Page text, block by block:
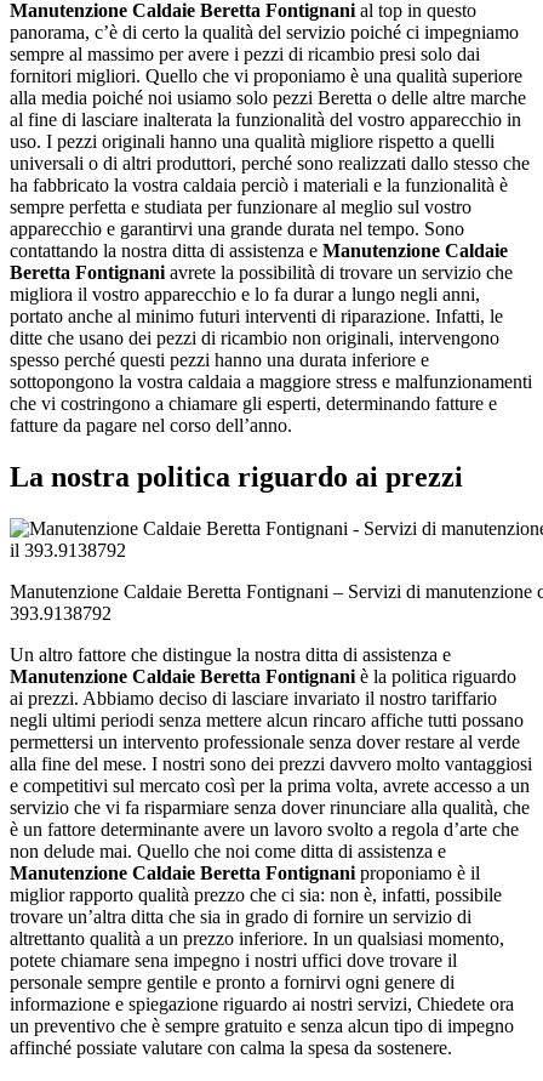
Manutenzione Caldaie Beretta Fontignani al top in questo
panorama, c’è di certo la qualità del servizio poiché ci impegniamo
sempre al massimo per avere i pezzi di ricambio presi solo dai
fornitori migliori. Quello che vi proponiamo è una qualità superiore
alla media poiché noi usiamo solo pezzi Beretta o delle altre marche
al fine di lasciare inalterata la funzionalità del vostro apparecchio in
uso. I pezzi originali hanno una qualità migliore rispetto a quelli
universali o di altri produttori, perché sono realizzati dallo stesso che
ha fabbricato la vostra caldaia perciò i materiali e la funzionalità è
sempre perfetta e studiata per funzionare al meglio sul vostro
apparecchio e garantirvi una grande durata nel tempo. Sono
contattando la nostra ditta di assistenza e Manutenzione Caldaie
Beretta Fontignani avrete la possibilità di trovare un servizio che
migliora il vostro apparecchio e lo fa durar a lungo negli anni,
portato anche al minimo futuri interventi di riparazione. Infatti, le
ditte che usano dei pezzi di ricambio non originali, intervengono
spesso perché questi pezzi hanno una durata inferiore e
sottopongono la vostra caldaia a maggiore stress e malfunzionamenti
che vi costringono a chiamare gli esperti, determinando fatture e
fatture da pagare nel corso dell’anno.
La nostra politica riguardo ai prezzi
Manutenzione Caldaie Beretta Fontignani – Servizi di manutenzione
393.9138792
Un altro fattore che distingue la nostra ditta di assistenza e
Manutenzione Caldaie Beretta Fontignani è la politica riguardo
ai prezzi. Abbiamo deciso di lasciare invariato il nostro tariffario
negli ultimi periodi senza mettere alcun rincaro affiche tutti possano
permettersi un intervento professionale senza dover restare al verde
alla fine del mese. I nostri sono dei prezzi davvero molto vantaggiosi
e competitivi sul mercato così per la prima volta, avrete accesso a un
servizio che vi fa risparmiare senza dover rinunciare alla qualità, che
è un fattore determinante avere un lavoro svolto a regola d’arte che
non delude mai. Quello che noi come ditta di assistenza e
Manutenzione Caldaie Beretta Fontignani proponiamo è il
miglior rapporto qualità prezzo che ci sia: non è, infatti, possibile
trovare un’altra ditta che sia in grado di fornire un servizio di
altrettanto qualità a un prezzo inferiore. In un qualsiasi momento,
potete chiamare sena impegno i nostri uffici dove trovare il
personale sempre gentile e pronto a fornirvi ogni genere di
informazione e spiegazione riguardo ai nostri servizi, Chiedete ora
un preventivo che è sempre gratuito e senza alcun tipo di impegno
affinché possiate valutare con calma la spesa da sostenere.